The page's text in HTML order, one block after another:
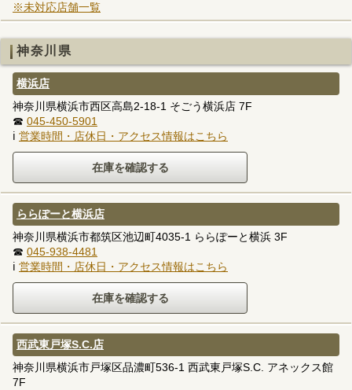
※未対応店舗一覧
神奈川県
横浜店
神奈川県横浜市西区高島2-18-1 そごう横浜店 7F
☎ 045-450-5901
ℹ 営業時間・店休日・アクセス情報はこちら
ららぽーと横浜店
神奈川県横浜市都筑区池辺町4035-1 ららぽーと横浜 3F
☎ 045-938-4481
ℹ 営業時間・店休日・アクセス情報はこちら
西武東戸塚S.C.店
神奈川県横浜市戸塚区品濃町536-1 西武東戸塚S.C. アネックス館
7F